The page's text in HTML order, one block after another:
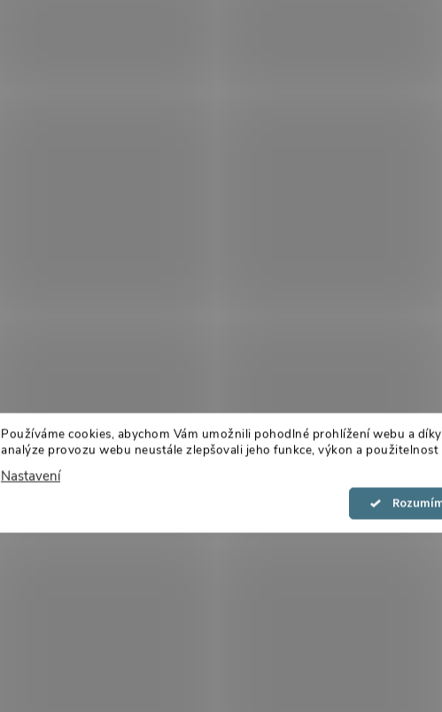
Používáme cookies, abychom Vám umožnili pohodlné prohlížení webu a díky
analýze provozu webu neustále zlepšovali jeho funkce, výkon a použitelnost
Nastavení
Souhlasím